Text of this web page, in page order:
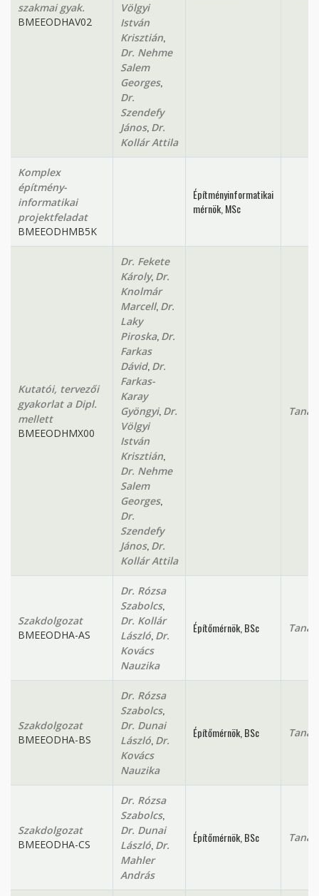
szakmai gyak.
BMEEODHAV02
Völgyi
István
Krisztián
Dr. Nehme
Salem
Georges,
Dr.
Szendefy
János, Dr.
Kollár Attila
Komplex
építmény-
informatikai
projektfeladat
BMEEODHMB5K
Építményinformatikai
mérnök, MSc
Kutatói, tervezői
gyakorlat a Dipl.
mellett
BMEEODHMX00
Dr. Fekete
Károly, Dr.
Knolmár
Marcell, Dr.
Laky
Piroska, Dr.
Farkas
Dávid, Dr.
Farkas-
Karay
Gyöngyi, Dr.
Völgyi
István
Krisztián
Dr. Nehme
Salem
Georges,
Dr.
Szendefy
János, Dr.
Kollár Attila
Szakdolgozat
BMEEODHA-AS
Dr. Rózsa
Szabolcs,
Dr. Kollár
László Dr.
Kovács
Nauzika
Építőmérnök, BSc
Szakdolgozat
BMEEODHA-BS
Dr. Rózsa
Szabolcs,
Dr. Dunai
László Dr.
Kovács
Nauzika
Építőmérnök, BSc
Szakdolgozat
BMEEODHA-CS
Dr. Rózsa
Szabolcs,
Dr. Dunai
László Dr.
Mahler
András
Építőmérnök, BSc